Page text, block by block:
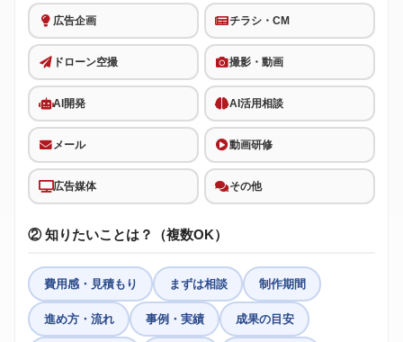
広告企画 チラシ・CM
ドローン空撮 撮影・動画
AI開発 AI活用相談
メール 動画研修
広告媒体 その他
② 知りたいことは？（複数OK）
費用感・見積もり まずは相談 制作期間
進め方・流れ 事例・実績 成果の目安